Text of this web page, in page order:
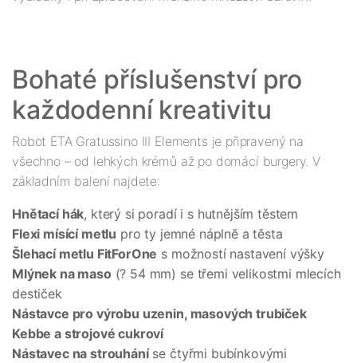
Bohaté příslušenství pro
Robot ETA Gratussino III Elements je připravený na
všechno – od lehkých krémů až po domácí burgery. V
základním balení najdete:
Hnětací hák, který si poradí i s hutnějším těstem
Flexi mísící metlu pro ty jemné náplně a těsta
Šlehací metlu FitForOne s možností nastavení výšky
Mlýnek na maso (? 54 mm) se třemi velikostmi mlecích
destiček
Nástavce pro výrobu uzenin, masových trubiček
Kebbe a strojové cukroví
Nástavec na strouhání se čtyřmi bubínkovými